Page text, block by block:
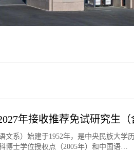
年接收推荐免试研究生
系）始建于1952年，是中央民族大学
士学位授权点（2005年）和中国语…